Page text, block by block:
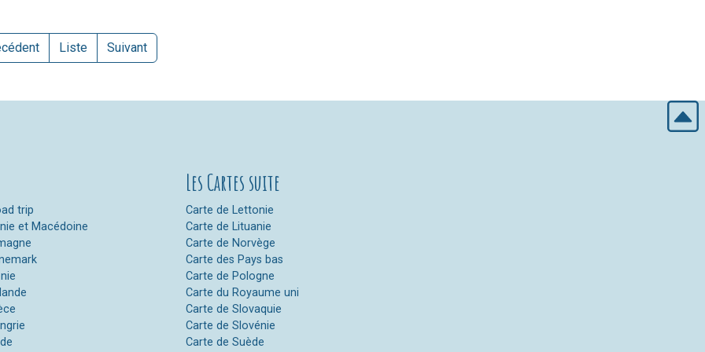
Liste Suivant
trip
et Macédoine
Les Cartes suite
Carte de Lettonie
Carte de Lituanie
Carte de Norvège
Carte des Pays bas
Carte de Pologne
Carte du Royaume uni
Carte de Slovaquie
Carte de Slovénie
Carte de Suède